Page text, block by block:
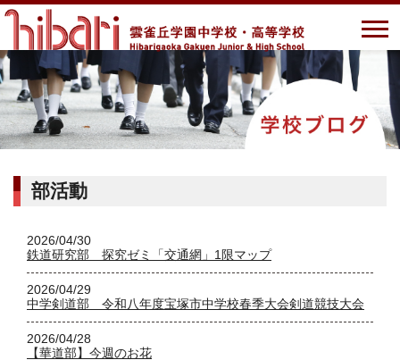
部活動
2026/04/30
鉄道研究部 探究ゼミ「交通網」1限マップ
2026/04/29
中学剣道部 令和八年度宝塚市中学校春季大会剣道競技大会
2026/04/28
【華道部】今週のお花